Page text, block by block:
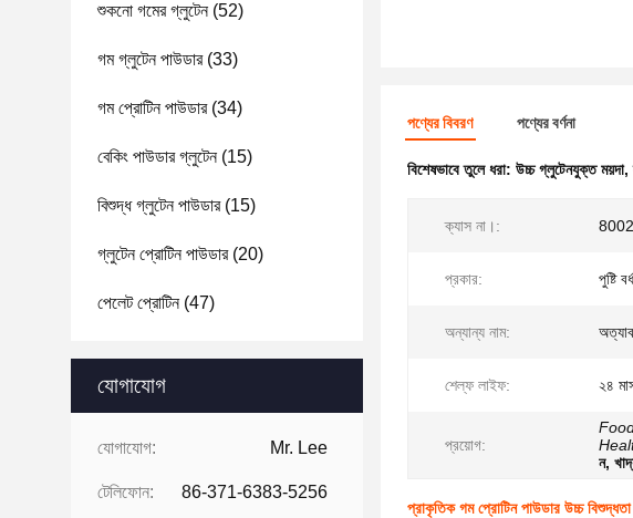
শুকনো গমের গ্লুটেন(52)
গম গ্লুটেন পাউডার(33)
গম প্রোটিন পাউডার(34)
বেকিং পাউডার গ্লুটেন(15)
বিশুদ্ধ গ্লুটেন পাউডার(15)
গ্লুটেন প্রোটিন পাউডার(20)
পেলেট প্রোটিন(47)
যোগাযোগ
যোগাযোগ: Mr. Lee
টেলিফোন: 86-371-6383-5256
পণ্যের বিবরণ পণ্যের বর্ণনা
বিশেষভাবে তুলে ধরা: উচ্চ গ্লুটেনযুক্ত ময়দা,
ক্যাস না।:
প্রকার: পুষ্টি
অন্যান্য নাম:
শেল্ফ লাইফ: ২৪
প্রয়োগ:
ন,
প্রাকৃতিক গম প্রোটিন পাউডার উচ্চ বিশুদ্ধতা